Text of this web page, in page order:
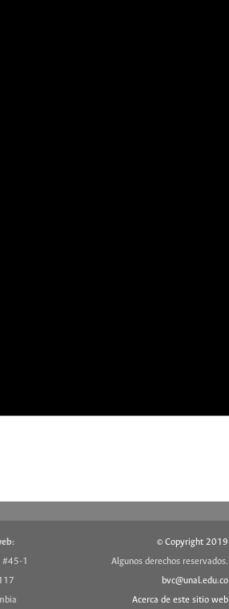
#45-1
© Copyright 2019
Algunos derechos reservados.
bvc@unal.edu.co
Acerca de este sitio web